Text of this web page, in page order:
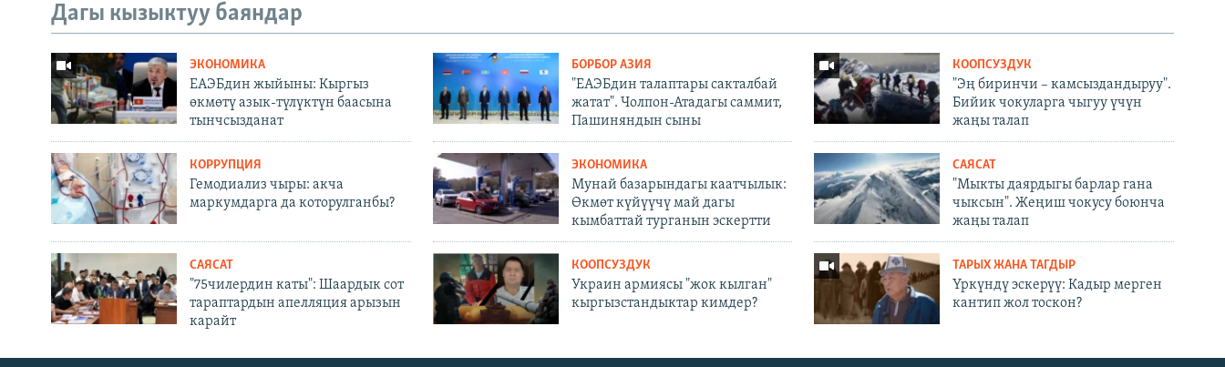
Дагы кызыктуу баяндар
ЭКОНОМИКА
ЕАЭБдин жыйыны: Кыргыз
өкмөтү азык-түлүктүн баасына
тынчсызданат
БОРБОР АЗИЯ
"ЕАЭБдин талаптары сакталбай
жатат". Чолпон-Атадагы саммит,
Пашиняндын сыны
КООПСУЗДУК
"Эң биринчи – камсыздандыруу".
Бийик чокуларга чыгуу үчүн
жаңы талап
КОРРУПЦИЯ
Гемодиализ чыры: акча
маркумдарга да которулганбы?
ЭКОНОМИКА
Мунай базарындагы каатчылык:
Өкмөт күйүүчү май дагы
кымбаттай турганын эскертти
САЯСАТ
"Мыкты даярдыгы барлар гана
чыксын". Жеңиш чокусу боюнча
жаңы талап
САЯСАТ
"75чилердин каты": Шаардык сот
тараптардын апелляция арызын
карайт
КООПСУЗДУК
Украин армиясы "жок кылган"
кыргызстандыктар кимдер?
ТАРЫХ ЖАНА ТАГДЫР
Үркүндү эскерүү: Кадыр мерген
кантип жол тоскон?